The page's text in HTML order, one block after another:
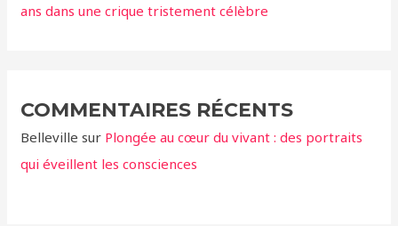
ans dans une crique tristement célèbre
COMMENTAIRES RÉCENTS
Belleville sur Plongée au cœur du vivant : des portraits
qui éveillent les consciences